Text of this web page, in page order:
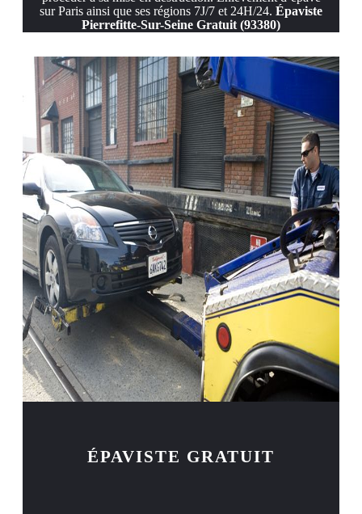
sur Paris ainsi que ses régions 7J/7 et 24H/24. Épaviste
Pierrefitte-Sur-Seine Gratuit (93380)
ÉPAVISTE GRATUIT